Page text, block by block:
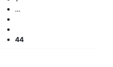
…
44